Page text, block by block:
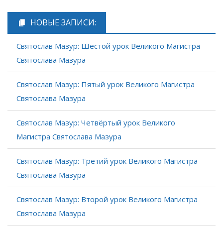
НОВЫЕ ЗАПИСИ:
Святослав Мазур: Шестой урок Великого Магистра
Святослава Мазура
Святослав Мазур: Пятый урок Великого Магистра
Святослава Мазура
Святослав Мазур: Четвёртый урок Великого
Магистра Святослава Мазура
Святослав Мазур: Третий урок Великого Магистра
Святослава Мазура
Святослав Мазур: Второй урок Великого Магистра
Святослава Мазура